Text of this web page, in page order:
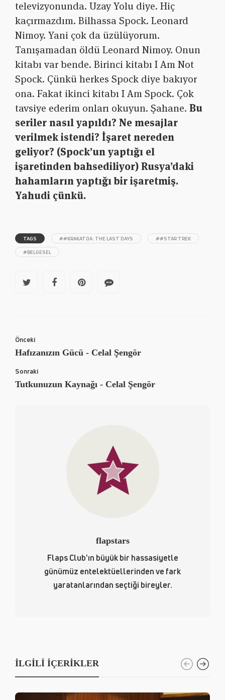
televizyonunda. Uzay Yolu diye. Hiç
kaçırmazdım. Bilhassa Spock. Leonard
Nimoy. Yani çok da üzülüyorum.
Tanışamadan öldü Leonard Nimoy. Onun
kitabı var bende. Birinci kitabı I Am Not
Spock. Çünkü herkes Spock diye bakıyor
ona. Fakat ikinci kitabı I Am Spock. Çok
tavsiye ederim onları okuyun. Şahane. Bu
seriler nasıl yapıldı? Ne mesajlar
verilmek istendi? İşaret nereden
geliyor? (Spock’un yaptığı el
işaretinden bahsediliyor) Rusya’daki
hahamların yaptığı bir işaretmiş.
Yahudi çünkü.
TAGS ##KRAKATOA: THE LAST DAYS
##STAR TREK
#BELGESEL
Önceki
Hafızanızın Gücü - Celal Şengör
Sonraki
Tutkunuzun Kaynağı - Celal Şengör
flapstars
Flaps Club'ın büyük bir hassasiyetle
günümüz entelektüellerinden ve fark
yaratanlarından seçtiği bireyler.
İLGILI İÇERIKLER